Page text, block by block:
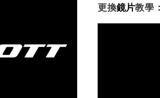
更換鏡片教學